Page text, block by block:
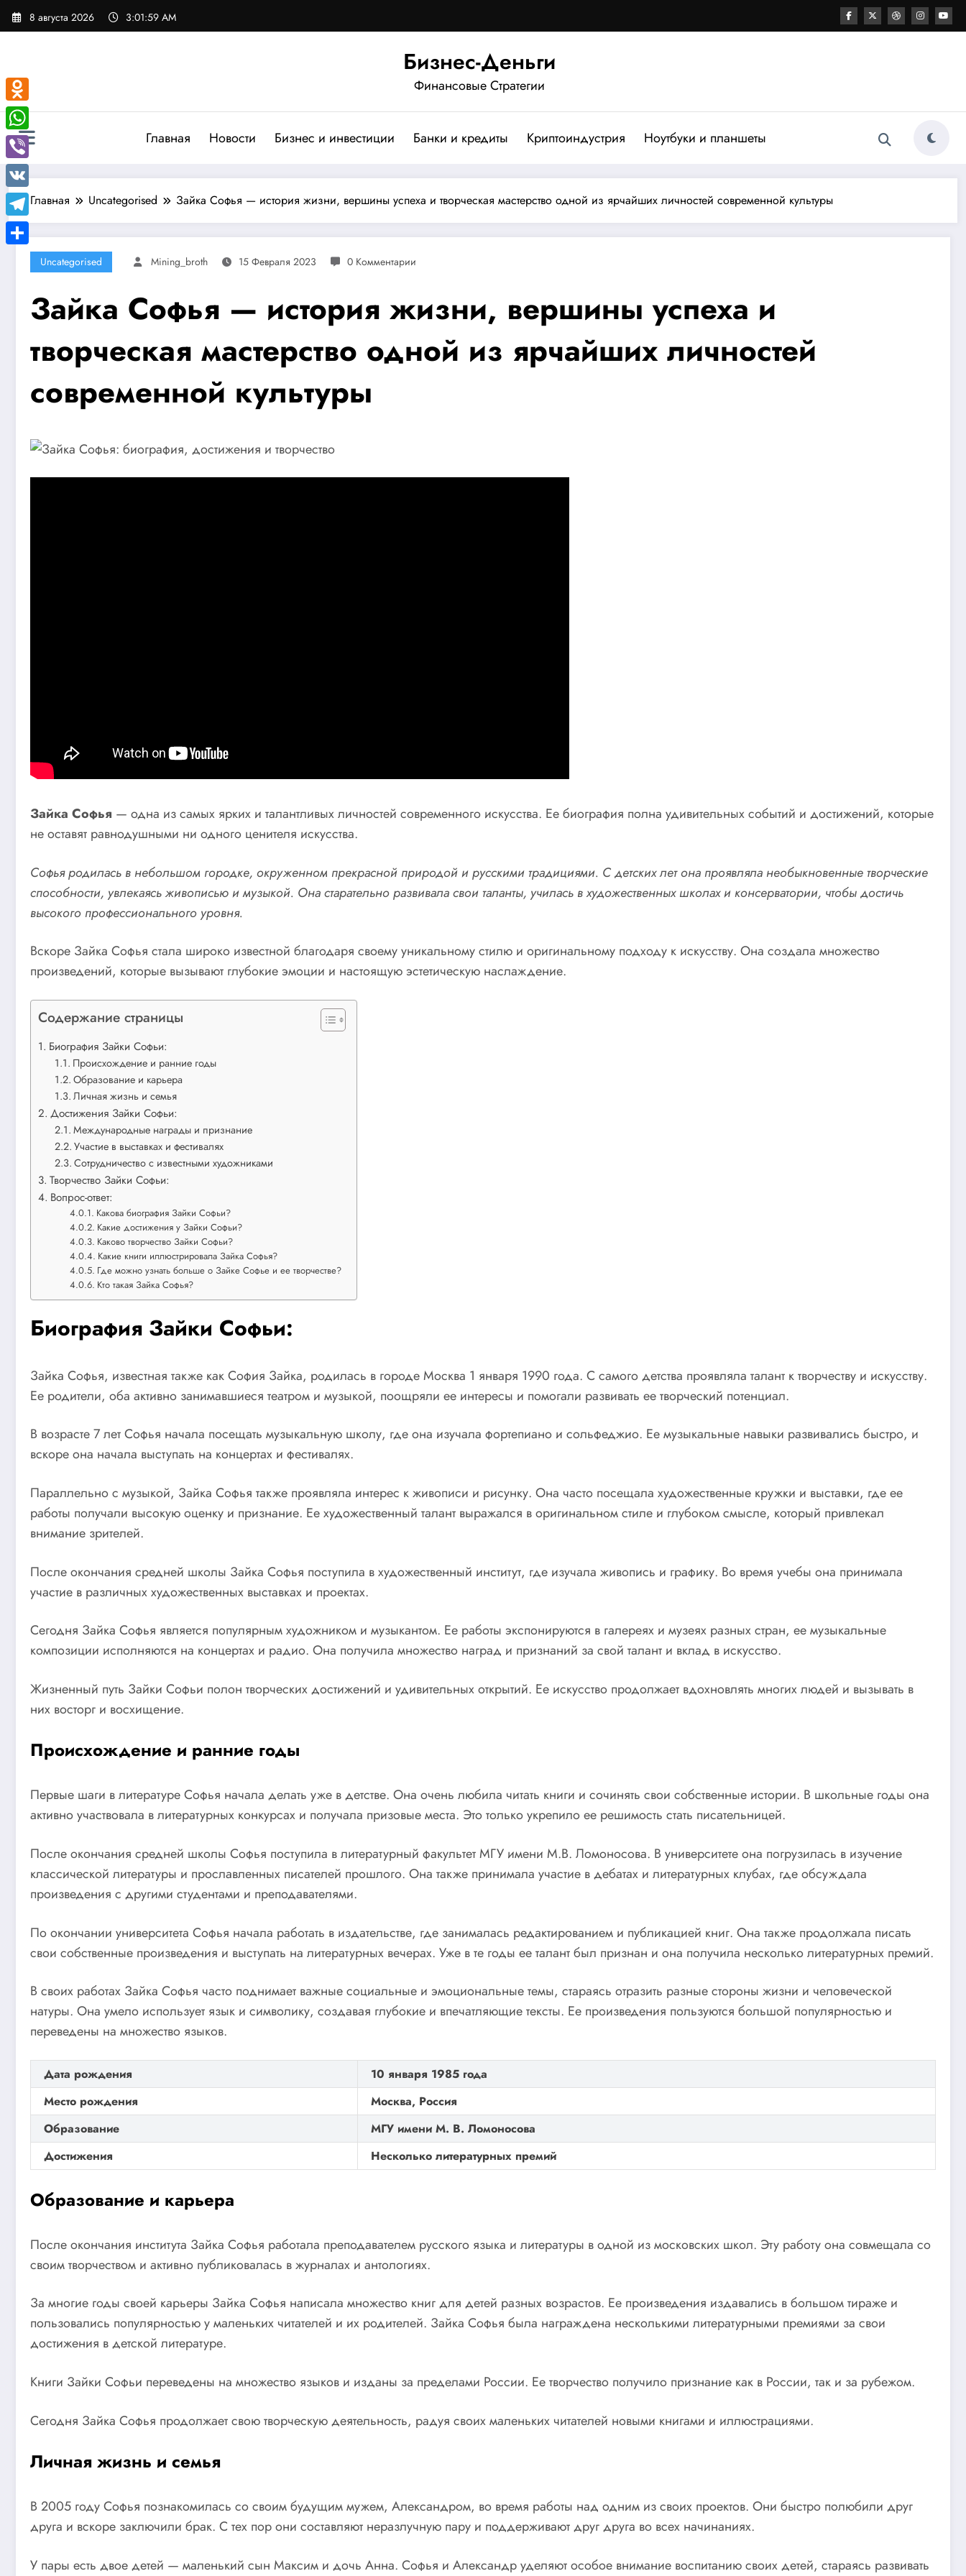
Перейти
8 августа 2026 3:02:00 AM
Бизнес-Деньги
Финансовые Стратегии
Главная Новости Бизнес и инвестиции Банки и кредиты Криптоиндустрия Ноутбуки и планшеты
Главная Uncategorised Зайка Софья — история жизни, вершины успеха и творческая мастерство одной из ярчайших личностей современной культуры
Uncategorised Mining_broth 15 Февраля 2023 0 Комментарии
Зайка Софья — история жизни, вершины успеха и
творческая мастерство одной из ярчайших личностей
современной культуры
Зайка Софья — одна из самых ярких и талантливых личностей современного искусства. Ее биография полна удивительных событий и достижений, которые
не оставят равнодушными ни одного ценителя искусства.
Софья родилась в небольшом городке, окруженном прекрасной природой и русскими традициями. С детских лет она проявляла необыкновенные творческие
способности, увлекаясь живописью и музыкой. Она старательно развивала свои таланты, училась в художественных школах и консерватории, чтобы достичь
высокого профессионального уровня.
Вскоре Зайка Софья стала широко известной благодаря своему уникальному стилю и оригинальному подходу к искусству. Она создала множество
произведений, которые вызывают глубокие эмоции и настоящую эстетическую наслаждение.
Содержание страницы
Биография Зайки Софьи:
Происхождение и ранние годы
Образование и карьера
Личная жизнь и семья
Достижения Зайки Софьи:
Международные награды и признание
Участие в выставках и фестивалях
Сотрудничество с известными художниками
Творчество Зайки Софьи:
Вопрос-ответ:
Какова биография Зайки Софьи?
Какие достижения у Зайки Софьи?
Каково творчество Зайки Софьи?
Какие книги иллюстрировала Зайка Софья?
Где можно узнать больше о Зайке Софье и ее творчестве?
Кто такая Зайка Софья?
Биография Зайки Софьи:
Зайка Софья, известная также как София Зайка, родилась в городе Москва 1 января 1990 года. С самого детства проявляла талант к творчеству и искусству.
Ее родители, оба активно занимавшиеся театром и музыкой, поощряли ее интересы и помогали развивать ее творческий потенциал.
В возрасте 7 лет Софья начала посещать музыкальную школу, где она изучала фортепиано и сольфеджио. Ее музыкальные навыки развивались быстро, и
вскоре она начала выступать на концертах и фестивалях.
Параллельно с музыкой, Зайка Софья также проявляла интерес к живописи и рисунку. Она часто посещала художественные кружки и выставки, где ее
работы получали высокую оценку и признание. Ее художественный талант выражался в оригинальном стиле и глубоком смысле, который привлекал
внимание зрителей.
После окончания средней школы Зайка Софья поступила в художественный институт, где изучала живопись и графику. Во время учебы она принимала
участие в различных художественных выставках и проектах.
Сегодня Зайка Софья является популярным художником и музыкантом. Ее работы экспонируются в галереях и музеях разных стран, ее музыкальные
композиции исполняются на концертах и радио. Она получила множество наград и признаний за свой талант и вклад в искусство.
Жизненный путь Зайки Софьи полон творческих достижений и удивительных открытий. Ее искусство продолжает вдохновлять многих людей и вызывать в
них восторг и восхищение.
Происхождение и ранние годы
Первые шаги в литературе Софья начала делать уже в детстве. Она очень любила читать книги и сочинять свои собственные истории. В школьные годы она
активно участвовала в литературных конкурсах и получала призовые места. Это только укрепило ее решимость стать писательницей.
После окончания средней школы Софья поступила в литературный факультет МГУ имени М.В. Ломоносова. В университете она погрузилась в изучение
классической литературы и прославленных писателей прошлого. Она также принимала участие в дебатах и литературных клубах, где обсуждала
произведения с другими студентами и преподавателями.
По окончании университета Софья начала работать в издательстве, где занималась редактированием и публикацией книг. Она также продолжала писать
свои собственные произведения и выступать на литературных вечерах. Уже в те годы ее талант был признан и она получила несколько литературных премий.
В своих работах Зайка Софья часто поднимает важные социальные и эмоциональные темы, стараясь отразить разные стороны жизни и человеческой
натуры. Она умело использует язык и символику, создавая глубокие и впечатляющие тексты. Ее произведения пользуются большой популярностью и
переведены на множество языков.
Дата рождения
10 января 1985 года
Место рождения
Москва, Россия
Образование
МГУ имени М. В. Ломоносова
Достижения
Несколько литературных премий
Образование и карьера
После окончания института Зайка Софья работала преподавателем русского языка и литературы в одной из московских школ. Эту работу она совмещала со
своим творчеством и активно публиковалась в журналах и антологиях.
За многие годы своей карьеры Зайка Софья написала множество книг для детей разных возрастов. Ее произведения издавались в большом тираже и
пользовались популярностью у маленьких читателей и их родителей. Зайка Софья была награждена несколькими литературными премиями за свои
достижения в детской литературе.
Книги Зайки Софьи переведены на множество языков и изданы за пределами России. Ее творчество получило признание как в России, так и за рубежом.
Сегодня Зайка Софья продолжает свою творческую деятельность, радуя своих маленьких читателей новыми книгами и иллюстрациями.
Личная жизнь и семья
В 2005 году Софья познакомилась со своим будущим мужем, Александром, во время работы над одним из своих проектов. Они быстро полюбили друг
друга и вскоре заключили брак. С тех пор они составляют неразлучную пару и поддерживают друг друга во всех начинаниях.
У пары есть двое детей — маленький сын Максим и дочь Анна. Софья и Александр уделяют особое внимание воспитанию своих детей, стараясь развивать
Odnoklassniki
WhatsApp
Viber
VK
Telegram
Отправить